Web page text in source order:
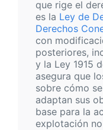
que rige el
es la Ley de
Derechos
con
posteriores,
y la Ley 1915
asegura que
sobre cómo
adaptan sus
base para la
explotación